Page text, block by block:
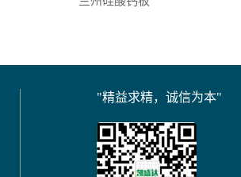
"精益求精，诚信为本"